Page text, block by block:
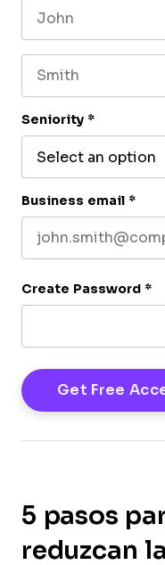
Seniority *
Business email *
Create Password *
5 pasos
reduzcan